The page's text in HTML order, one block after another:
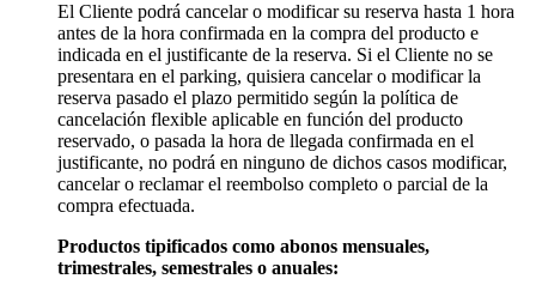
El Cliente podrá cancelar o modificar su reserva hasta 1 hora
antes de la hora confirmada en la compra del producto e
indicada en el justificante de la reserva. Si el Cliente no se
presentara en el parking, quisiera cancelar o modificar la
reserva pasado el plazo permitido según la política de
cancelación flexible aplicable en función del producto
reservado, o pasada la hora de llegada confirmada en el
justificante, no podrá en ninguno de dichos casos modificar,
cancelar o reclamar el reembolso completo o parcial de la
compra efectuada.
Productos tipificados como abonos mensuales,
trimestrales, semestrales o anuales: